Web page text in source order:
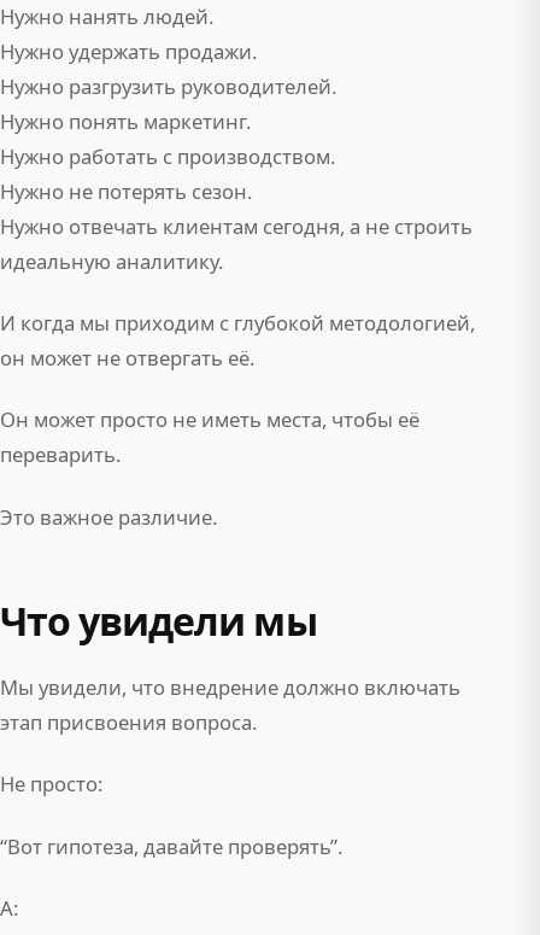
Нужно нанять людей.
Нужно удержать продажи.
Нужно разгрузить руководителей.
Нужно понять маркетинг.
Нужно работать с производством.
Нужно не потерять сезон.
Нужно отвечать клиентам сегодня, а не строить
идеальную аналитику.
И когда мы приходим с глубокой методологией,
он может не отвергать её.
Он может просто не иметь места, чтобы её
переварить.
Это важное различие.
Что увидели мы
Мы увидели, что внедрение должно включать
этап присвоения вопроса.
Не просто:
“Вот гипотеза, давайте проверять”.
А: